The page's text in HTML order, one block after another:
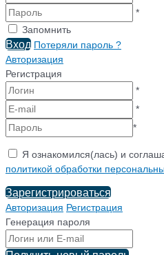
*
Запомнить
Вход Потеряли пароль ?
Авторизация
Регистрация
*
*
*
Я ознакомился(лась) и
политикой обработки
Зарегистрироваться
Авторизация Регистрация
Генерация пароля